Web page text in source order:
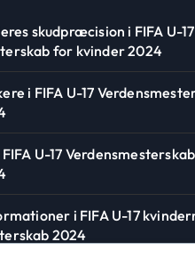
skudpræcision i FIFA U-17
for kvinder 2024
i FIFA U-17
U-17
i FIFA U-17
2024